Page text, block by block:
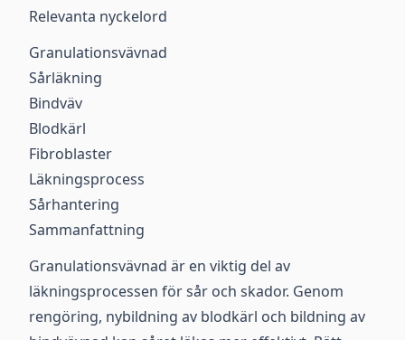
Relevanta nyckelord
Granulationsvävnad
Sårläkning
Bindväv
Blodkärl
Fibroblaster
Läkningsprocess
Sårhantering
Sammanfattning
Granulationsvävnad är en viktig del av
läkningsprocessen för sår och skador. Genom
rengöring, nybildning av blodkärl och bildning av